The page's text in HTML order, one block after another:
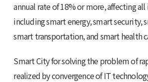
annual rate of 18% or more, affecting
including smart energy, smart security,
smart transportation, and smart health
Smart City for solving the problem of
realized by convergence of IT